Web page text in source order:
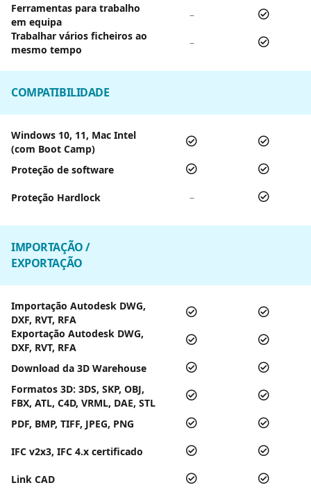
Ferramentas para trabalho
em equipa
–
Trabalhar vários ficheiros ao
mesmo tempo
–
COMPATIBILIDADE
Windows 10, 11, Mac Intel
(com Boot Camp)
Proteção de software
Proteção Hardlock –
IMPORTAÇÃO /
EXPORTAÇÃO
Importação Autodesk DWG,
DXF, RVT, RFA
Exportação Autodesk DWG,
DXF, RVT, RFA
Download da 3D Warehouse
Formatos 3D: 3DS, SKP, OBJ,
FBX, ATL, C4D, VRML, DAE, STL
PDF, BMP, TIFF, JPEG, PNG
IFC v2x3, IFC 4.x certificado
Link CAD